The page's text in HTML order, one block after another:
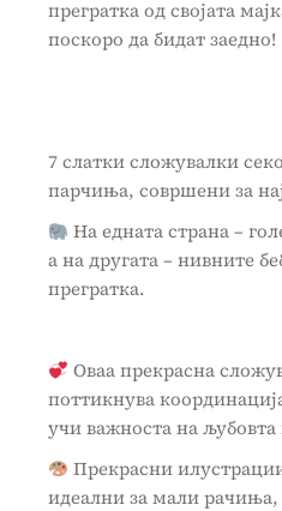
прегратка од својата
поскоро да бидат заедно!
7 слатки сложувалки
парчиња, совршени за
На едната страна –
а на другата – нивните
прегратка.
Оваа прекрасна
поттикнува
учи важноста на љубовта
Прекрасни
идеални за мали